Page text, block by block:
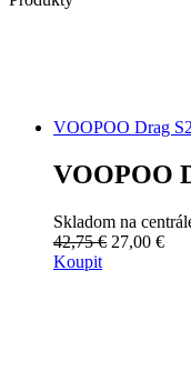
VOOPOO Drag
VOOPOO
Skladom na
42,75 € 27,00 €
Koupit